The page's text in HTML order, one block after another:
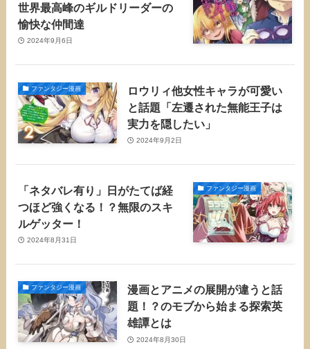
世界最高峰のギルドリーダーの
愉快な仲間達
2024年9月6日
ファンタジー漫画
ロウリィ他女性キャラが可愛い
と話題「左遷された無能王子は
実力を隠したい」
2024年9月2日
ファンタジー漫画
「ネタバレ有り」日がたてば経
つほど強くなる！？無限のスキ
ルゲッター！
2024年8月31日
ファンタジー漫画
漫画とアニメの展開が違うと話
題！？のモブから始まる探索英
雄譚とは
2024年8月30日